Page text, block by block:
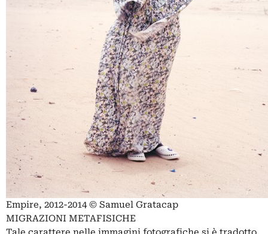
Empire, 2012-2014 © Samuel Gratacap
MIGRAZIONI METAFISICHE